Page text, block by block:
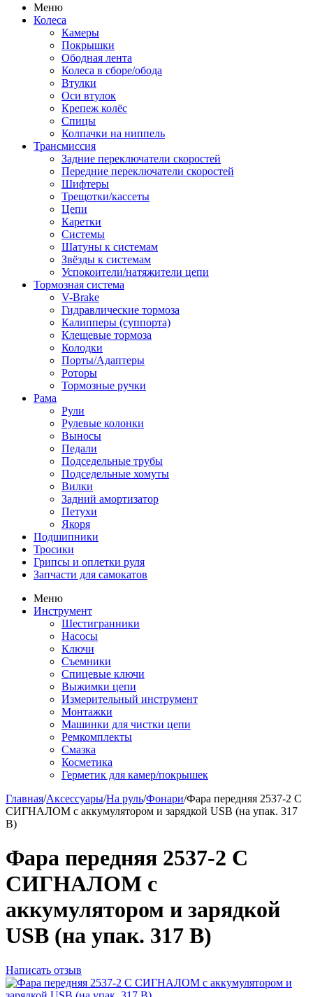
Меню
Колеса
Камеры
Покрышки
Ободная лента
Колеса в сборе/обода
Втулки
Оси втулок
Крепеж колёс
Спицы
Колпачки на ниппель
Трансмиссия
Задние переключатели скоростей
Передние переключатели скоростей
Шифтеры
Трещотки/кассеты
Цепи
Каретки
Системы
Шатуны к системам
Звёзды к системам
Успокоители/натяжители цепи
Тормозная система
V-Brake
Гидравлические тормоза
Калипперы (суппорта)
Клещевые тормоза
Колодки
Порты/Адаптеры
Роторы
Тормозные ручки
Рама
Рули
Рулевые колонки
Выносы
Педали
Подседельные трубы
Подседельные хомуты
Вилки
Задний амортизатор
Петухи
Якоря
Подшипники
Тросики
Грипсы и оплетки руля
Запчасти для самокатов
Меню
Инструмент
Шестигранники
Насосы
Ключи
Съемники
Спицевые ключи
Выжимки цепи
Измерительный инструмент
Монтажки
Машинки для чистки цепи
Ремкомплекты
Смазка
Косметика
Герметик для камер/покрышек
Главная/Аксессуары/На руль/Фонари/Фара передняя 2537-2 С
СИГНАЛОМ с аккумулятором и зарядкой USB (на упак. 317
B)
Фара передняя 2537-2 С
СИГНАЛОМ с
аккумулятором и зарядкой
USB (на упак. 317 B)
Написать отзыв